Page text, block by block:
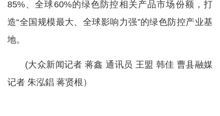
85%、全球60%的绿色防控相关产品市场份额，打
造“全国规模最大、全球影响力强”的绿色防控产业基
地。
(大众新闻记者 蒋鑫 通讯员 王盟 韩佳 曹县融媒
记者 朱泓錩 蒋贤根）